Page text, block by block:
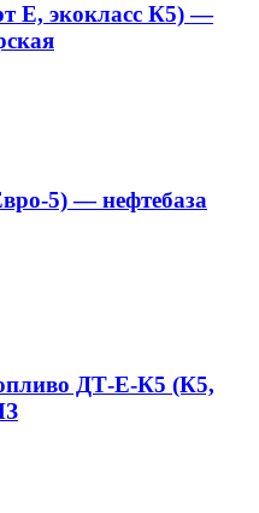
Е, экокласс К5) —
5) — нефтебаза
ДТ-Е-К5 (К5,